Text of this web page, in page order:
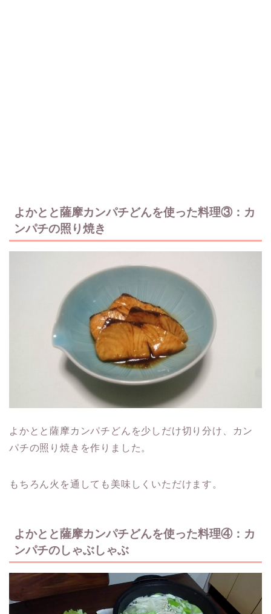
よかとと薩摩カンパチどんを使った料理③：カ
ンパチの照り焼き
よかとと薩摩カンパチどんを少しだけ切り分け、カン
パチの照り焼きを作りました。
もちろん火を通しても美味しくいただけます。
よかとと薩摩カンパチどんを使った料理④：カ
ンパチのしゃぶしゃぶ